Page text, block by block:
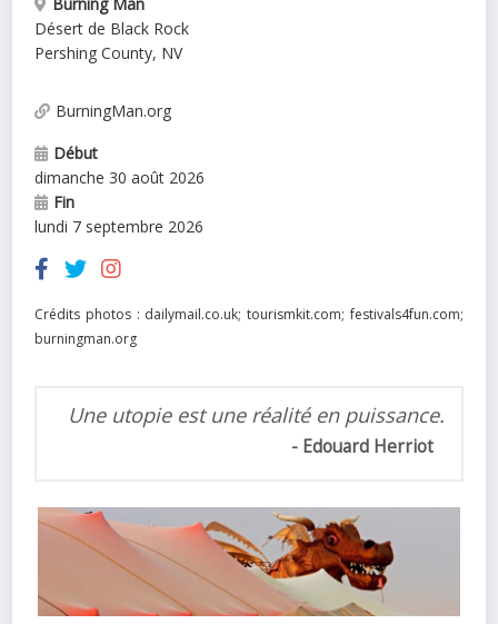
Désert de Black Rock
Pershing County, NV
BurningMan.org
Début
dimanche 30 août 2026
Fin
lundi 7 septembre 2026
Crédits photos : dailymail.co.uk; tourismkit.com; festivals4fun.com;
burningman.org
Une utopie est une réalité en puissance.
Edouard Herriot